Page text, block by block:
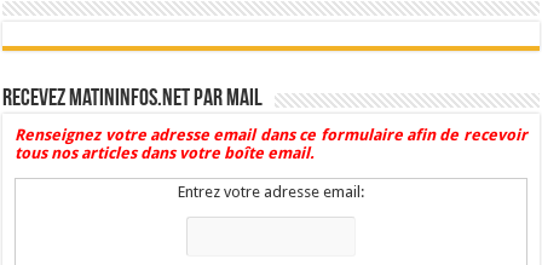
Recevez Matininfos.net par mail
Renseignez votre adresse email dans ce formulaire afin de recevoir
tous nos articles dans votre boîte email.
Entrez votre adresse email: